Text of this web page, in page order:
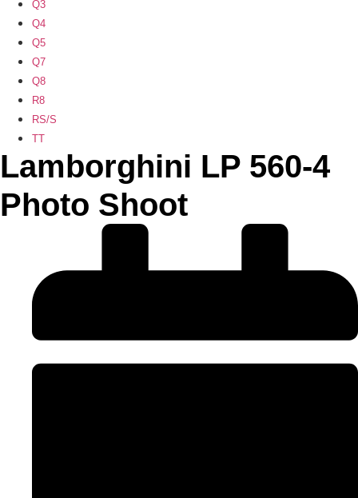
Q3
Q4
Q5
Q7
Q8
R8
RS/S
TT
Lamborghini LP 560-4
Photo Shoot